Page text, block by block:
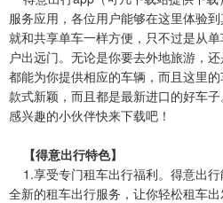
服务应用，各位用户能够在这里体验
就和共享单车一样方便，只不过是从
户出远门。无论是你要去外地旅游，
都能为你提供相应的车辆，而且这里
款式新颖，而且都是最新进口的好车
感兴趣的小伙伴快来下载吧！
【得意出行特色】
1.享受专门租车出行福利。得意出行
全新的租车出行服务，让你轻松租车出